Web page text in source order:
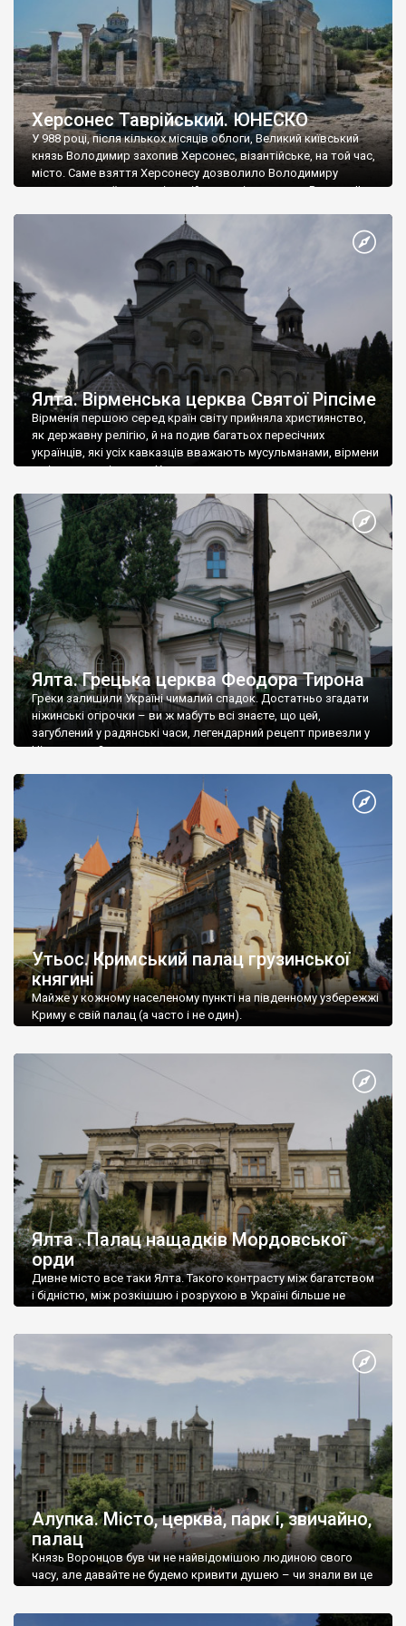
Херсонес Таврійський. ЮНЕСКО
У 988 році, після кількох місяців облоги, Великий київський
князь Володимир захопив Херсонес, візантійське, на той час,
місто. Саме взяття Херсонесу дозволило Володимиру
диктувати свої умови візантійському імператору Василю ІІ, та
Херсонесі Володимир-язичник, став Василем-християнином.
А потім було Хрещення Русі. На честь Херсонесу Таврійського
Ялта. Вірменська церква Святої Ріпсіме
Вірменія першою серед країн світу прийняла християнство,
як державну релігію, й на подив багатьох пересічних
українців, які усіх кавказців вважають мусульманами, вірмени
є відданими вірянами Христа
Ялта. Грецька церква Феодора Тирона
Греки залишили Україні чималий спадок. Достатньо згадати
ніжинські огірочки – ви ж мабуть всі знаєте, що цей,
загублений у радянські часи, легендарний рецепт привезли у
Ніжин греки?
Утьос. Кримський палац грузинської
княгині
Майже у кожному населеному пункті на південному узбережжі
Криму є свій палац (а часто і не один).
Ялта . Палац нащадків Мордовської
орди
Дивне місто все таки Ялта. Такого контрасту між багатством
і бідністю, між розкішшю і розрухою в Україні більше не
Алупка. Місто, церква, парк і, звичайно,
палац
Князь Воронцов був чи не найвідомішою людиною свого
часу, але давайте не будемо кривити душею – чи знали ви це